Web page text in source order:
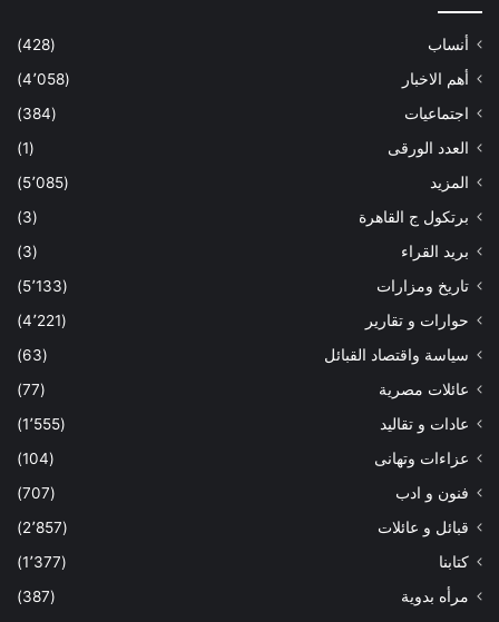
أنساب
(428)
أهم الاخبار
(4٬058)
اجتماعيات
(384)
العدد الورقى
(1)
المزيد
(5٬085)
برتكول ج القاهرة
(3)
بريد القراء
(3)
تاريخ ومزارات
(5٬133)
حوارات و تقارير
(4٬221)
سياسة واقتصاد القبائل
(63)
عائلات مصرية
(77)
عادات و تقاليد
(1٬555)
عزاءات وتهانى
(104)
فنون و ادب
(707)
قبائل و عائلات
(2٬857)
كتابنا
(1٬377)
مرأه بدوية
(387)